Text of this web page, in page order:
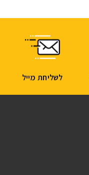
לשליחת מייל